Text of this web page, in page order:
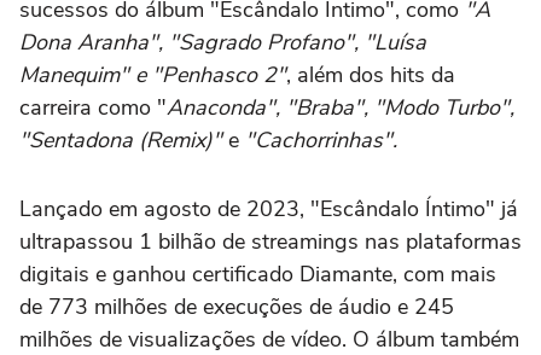
sucessos do álbum "Escândalo Íntimo", como "A
Dona Aranha", "Sagrado Profano", "Luísa
Manequim" e "Penhasco 2", além dos hits da
carreira como "Anaconda", "Braba", "Modo Turbo",
"Sentadona (Remix)"e "Cachorrinhas".
Lançado em agosto de 2023, "Escândalo Íntimo" já
ultrapassou 1 bilhão de streamings nas plataformas
digitais e ganhou certificado Diamante, com mais
de 773 milhões de execuções de áudio e 245
milhões de visualizações de vídeo. O álbum também